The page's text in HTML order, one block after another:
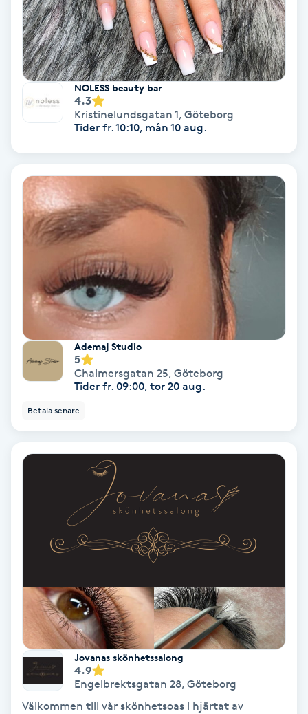
Fransrengöring
Frekvensterapi
Friskvård
Frisör
Funktionsanalys
Föning
Gel naglar
Gellack
Gellack med förstärkning
Gravidmassage
Gravidyoga
Gruppträning
Gua Sha-massage
Hatha Yoga
NOLESS beauty bar
4.3
Kristinelundsgatan 1, Göteborg
Tider fr. 10:10, mån 10 aug.
Ademaj Studio
5
Chalmersgatan 25, Göteborg
Tider fr. 09:00, tor 20 aug.
Betala senare
Jovanas skönhetssalong
4.9
Engelbrektsgatan 28, Göteborg
Välkommen till vår skönhetsoas i hjärtat av